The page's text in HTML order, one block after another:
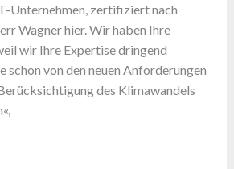
Unternehmen, zertifiziert nach
Wagner hier. Wir haben Ihre
wir Ihre Expertise dringend
schon von den neuen Anforderungen
des Klimawandels